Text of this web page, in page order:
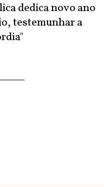
dedica novo ano
testemunhar a